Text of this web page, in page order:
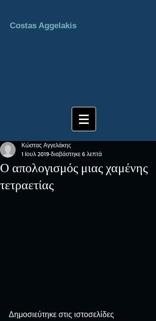
Costas Aggelakis
Ο απολογισμός μιας χαμένης
τετραετίας
Κώστας Αγγελάκης
1 Ιουλ 2019 διαβάστηκε 6 λεπτά
Δημοσιεύτηκε στις ιστοσελίδες